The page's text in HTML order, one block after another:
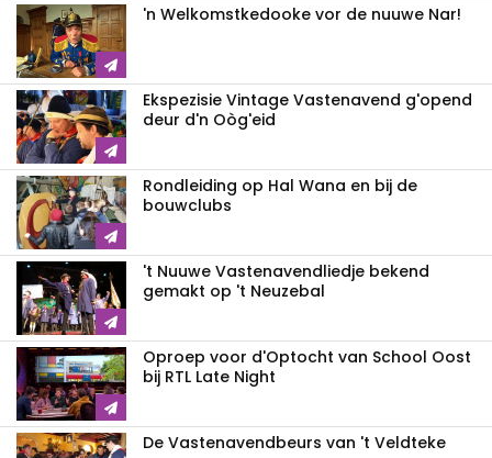
'n Welkomstkedooke vor de nuuwe Nar!
Ekspezisie Vintage Vastenavend g'opend
deur d'n Oòg'eid
Rondleiding op Hal Wana en bij de
bouwclubs
't Nuuwe Vastenavendliedje bekend
gemakt op 't Neuzebal
Oproep voor d'Optocht van School Oost
bij RTL Late Night
De Vastenavendbeurs van 't Veldteke